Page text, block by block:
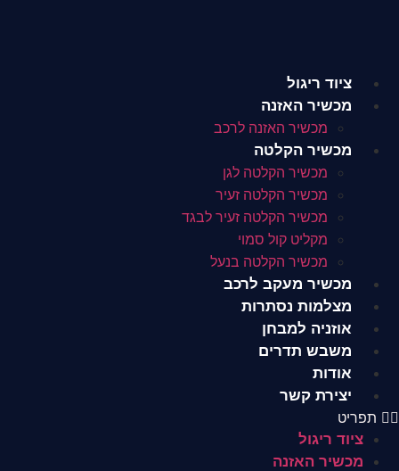
ציוד ריגול
מכשיר האזנה
מכשיר האזנה לרכב
מכשיר הקלטה
מכשיר הקלטה לגן
מכשיר הקלטה זעיר
מכשיר הקלטה זעיר לבגד
מקליט קול סמוי
מכשיר הקלטה בנעל
מכשיר מעקב לרכב
מצלמות נסתרות
אוזניה למבחן
משבש תדרים
אודות
יצירת קשר
תפריט
ציוד ריגול
מכשיר האזנה